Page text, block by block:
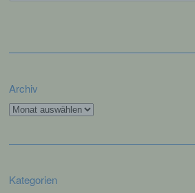
Archiv
Archiv
Kategorien
Internetseite durch eine
allgemeinen Daten und
und Versionen, (2) das vom
verwendete Betriebssystem, (3)
von welcher ein zugreifendes
Zugriffs auf die Internetseite, (6)
Protokoll-Adresse (IP-Adresse),